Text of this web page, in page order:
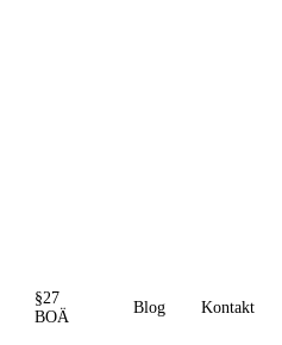
§27
BOÄ
Blog Kontakt